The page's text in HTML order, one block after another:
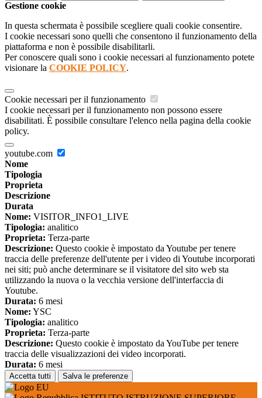
Gestione cookie
In questa schermata è possibile scegliere quali cookie consentire.
I cookie necessari sono quelli che consentono il funzionamento della
piattaforma e non è possibile disabilitarli.
Per conoscere quali sono i cookie necessari al funzionamento potete
visionare la COOKIE POLICY.
Cookie necessari per il funzionamento
I cookie necessari per il funzionamento non possono essere
disabilitati. È possibile consultare l'elenco nella pagina della cookie
policy.
youtube.com
Nome
Tipologia
Proprieta
Descrizione
Durata
Nome: VISITOR_INFO1_LIVE
Tipologia: analitico
Proprieta: Terza-parte
Descrizione: Questo cookie è impostato da Youtube per tenere
traccia delle preferenze dell'utente per i video di Youtube incorporati
nei siti; può anche determinare se il visitatore del sito web sta
utilizzando la nuova o la vecchia versione dell'interfaccia di
Youtube.
Durata: 6 mesi
Nome: YSC
Tipologia: analitico
Proprieta: Terza-parte
Descrizione: Questo cookie è impostato da YouTube per tenere
traccia delle visualizzazioni dei video incorporati.
Durata: 6 mesi
Accetta tutti Salva le preferenze